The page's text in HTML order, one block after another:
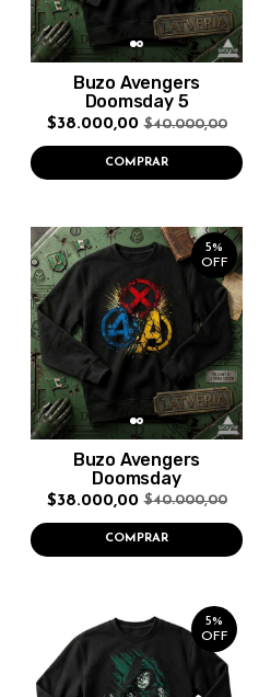
Buzo Avengers
Doomsday 5
$38.000,00 $40.000,00
COMPRAR
5%
OFF
Buzo Avengers
Doomsday
$38.000,00 $40.000,00
COMPRAR
5%
OFF